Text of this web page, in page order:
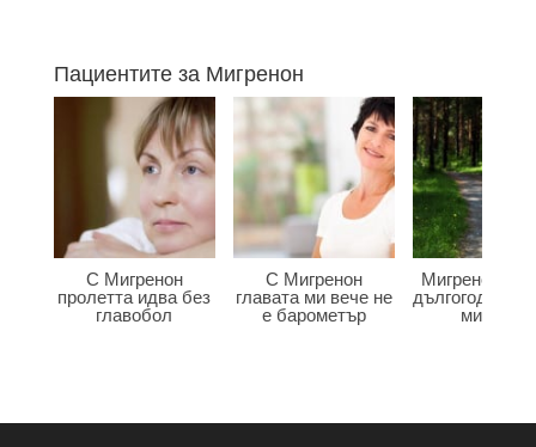
Пациентите за Мигренон
С Мигренон
пролетта идва без
главобол
С Мигренон
главата ми вече не
е барометър
Мигренон
мигрена